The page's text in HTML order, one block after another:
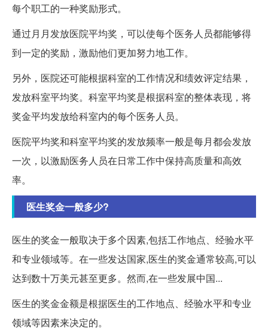
每个职工的一种奖励形式。
通过月月发放医院平均奖，可以使每个医务人员都能够得
到一定的奖励，激励他们更加努力地工作。
另外，医院还可能根据科室的工作情况和绩效评定结果，
发放科室平均奖。科室平均奖是根据科室的整体表现，将
奖金平均发放给科室内的每个医务人员。
医院平均奖和科室平均奖的发放频率一般是每月都会发放
一次，以激励医务人员在日常工作中保持高质量和高效
率。
医生奖金一般多少?
医生的奖金一般取决于多个因素,包括工作地点、经验水平
和专业领域等。在一些发达国家,医生的奖金通常较高,可以
达到数十万美元甚至更多。然而,在一些发展中国...
医生的奖金金额是根据医生的工作地点、经验水平和专业
领域等因素来决定的。